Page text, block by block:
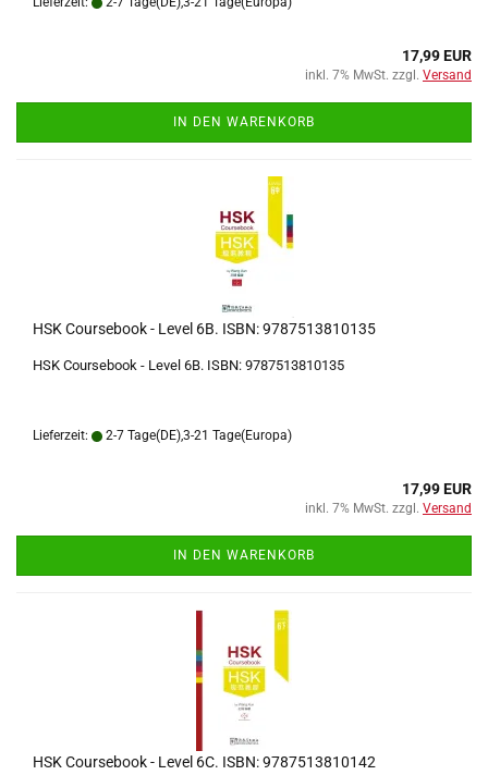
17,99 EUR
inkl. 7% MwSt. zzgl. Versand
IN DEN WARENKORB
HSK Coursebook - Level 6B. ISBN: 9787513810135
HSK Coursebook - Level 6B. ISBN: 9787513810135
Lieferzeit: 2-7 Tage(DE),3-21 Tage(Europa)
17,99 EUR
inkl. 7% MwSt. zzgl. Versand
IN DEN WARENKORB
HSK Coursebook - Level 6C. ISBN: 9787513810142